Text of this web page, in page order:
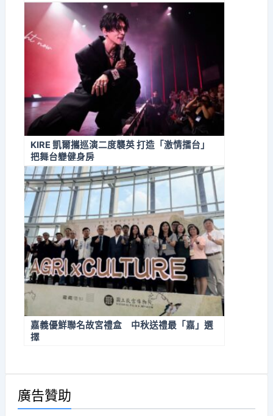
KIRE 凱爾攜巡演二度襲英 打造「激情擂台」
把舞台變健身房
嘉義優鮮聯名故宮禮盒 中秋送禮最「嘉」選
擇
廣告贊助